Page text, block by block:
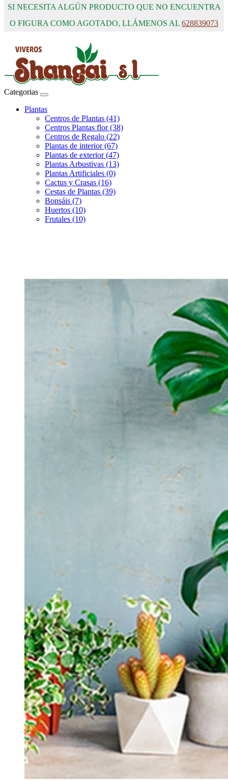
SI NECESITA ALGÚN PRODUCTO QUE NO ENCUENTRA
O FIGURA COMO AGOTADO, LLÁMENOS AL 628839073
Categorias
Plantas
Centros de Plantas (41)
Centros Plantas flor (38)
Centros de Regalo (22)
Plantas de interior (67)
Plantas de exterior (47)
Plantas Arbustivas (13)
Plantas Artificiales (0)
Cactus y Crasas (16)
Cestas de Plantas (39)
Bonsáis (7)
Huertos (10)
Frutales (10)